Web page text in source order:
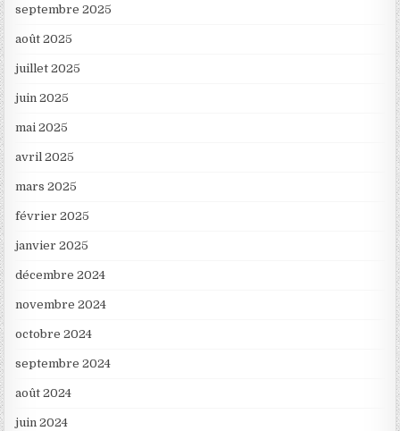
septembre 2025
août 2025
juillet 2025
juin 2025
mai 2025
avril 2025
mars 2025
février 2025
janvier 2025
décembre 2024
novembre 2024
octobre 2024
septembre 2024
août 2024
juin 2024